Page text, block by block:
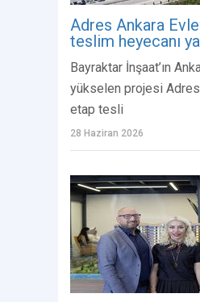
Adres Ankara
teslim heyecanı
Bayraktar İnşaat’ın
yükselen projesi
etap tesli
28 Haziran 2026